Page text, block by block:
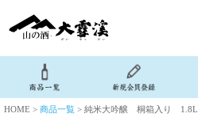
HOME > 商品一覧 > 純米大吟醸 桐箱入り 1.8L